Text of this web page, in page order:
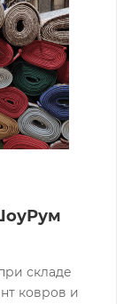
складе
ковров и